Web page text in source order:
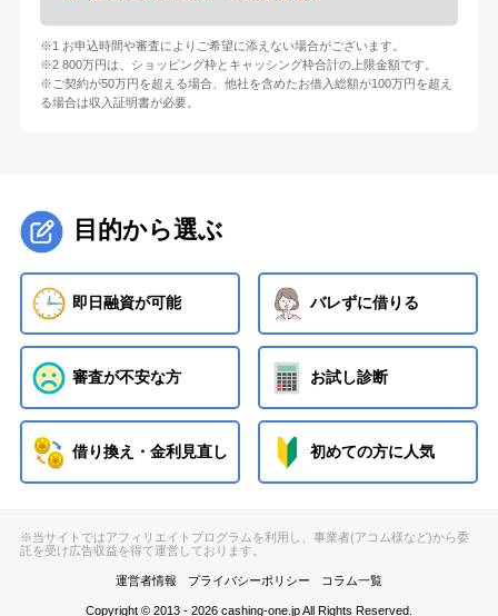
※1 お申込時間や審査によりご希望に添えない場合がございます。
※2 800万円は、ショッピング枠とキャッシング枠合計の上限金額です。
※ご契約が50万円を超える場合、他社を含めたお借入総額が100万円を超え
る場合は収入証明書が必要。
目的から選ぶ
即日融資が可能 バレずに借りる
審査が不安な方 お試し診断
借り換え・金利見直し 初めての方に人気
※当サイトではアフィリエイトプログラムを利用し、事業者(アコム様など)から委
託を受け広告収益を得て運営しております。
運営者情報 プライバシーポリシー コラム一覧
Copyright © 2013 - 2026 cashing-one.jp All Rights Reserved.